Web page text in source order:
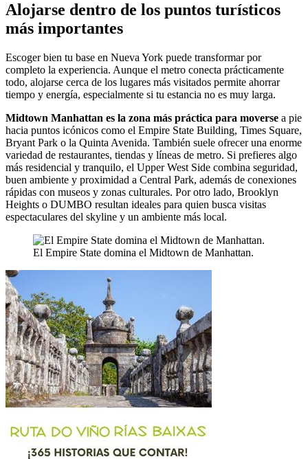
Alojarse dentro de los puntos turísticos
más importantes
Escoger bien tu base en Nueva York puede transformar por
completo la experiencia. Aunque el metro conecta prácticamente
todo, alojarse cerca de los lugares más visitados permite ahorrar
tiempo y energía, especialmente si tu estancia no es muy larga.
Midtown Manhattan es la zona más práctica para moverse a pie
hacia puntos icónicos como el Empire State Building, Times Square,
Bryant Park o la Quinta Avenida. También suele ofrecer una enorme
variedad de restaurantes, tiendas y líneas de metro. Si prefieres algo
más residencial y tranquilo, el Upper West Side combina seguridad,
buen ambiente y proximidad a Central Park, además de conexiones
rápidas con museos y zonas culturales. Por otro lado, Brooklyn
Heights o DUMBO resultan ideales para quien busca visitas
espectaculares del skyline y un ambiente más local.
El Empire State domina el Midtown de Manhattan.